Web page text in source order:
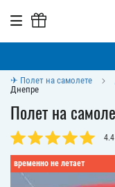
✈ Полет на самолете
Днепре
Полет на
4.4
временно не летает